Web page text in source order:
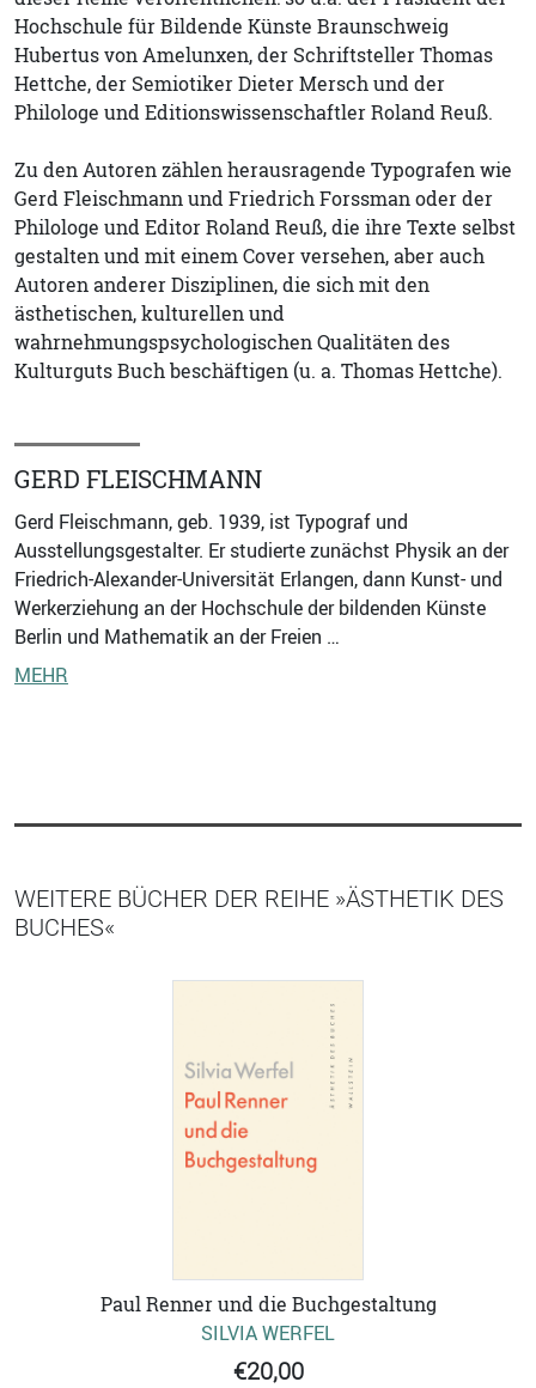
Hochschule für Bildende Künste Braunschweig
Hubertus von Amelunxen, der Schriftsteller Thomas
Hettche, der Semiotiker Dieter Mersch und der
Philologe und Editionswissenschaftler Roland Reuß.
Zu den Autoren zählen herausragende Typografen wie
Gerd Fleischmann und Friedrich Forssman oder der
Philologe und Editor Roland Reuß, die ihre Texte selbst
gestalten und mit einem Cover versehen, aber auch
Autoren anderer Disziplinen, die sich mit den
ästhetischen, kulturellen und
wahrnehmungspsychologischen Qualitäten des
Kulturguts Buch beschäftigen (u. a. Thomas Hettche).
GERD FLEISCHMANN
Gerd Fleischmann, geb. 1939, ist Typograf und
Ausstellungsgestalter. Er studierte zunächst Physik an der
Friedrich-Alexander-Universität Erlangen, dann Kunst- und
Werkerziehung an der Hochschule der bildenden Künste
Berlin und Mathematik an der Freien …
MEHR
WEITERE BÜCHER DER REIHE »ÄSTHETIK DES
BUCHES«
Paul Renner und die Buchgestaltung
SILVIA WERFEL
€20,00